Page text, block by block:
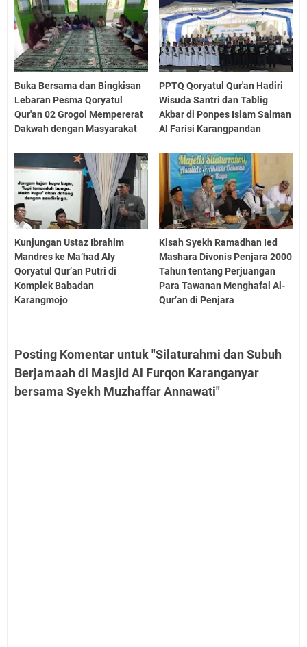
Buka Bersama dan Bingkisan
Lebaran Pesma Qoryatul
Qur'an 02 Grogol Mempererat
Dakwah dengan Masyarakat
PPTQ Qoryatul Qur'an Hadiri
Wisuda Santri dan Tablig
Akbar di Ponpes Islam Salman
Al Farisi Karangpandan
Kunjungan Ustaz Ibrahim
Mandres ke Ma’had Aly
Qoryatul Qur’an Putri di
Komplek Babadan
Karangmojo
Kisah Syekh Ramadhan Ied
Mashara Divonis Penjara 2000
Tahun tentang Perjuangan
Para Tawanan Menghafal Al-
Qur’an di Penjara
Posting Komentar untuk "Silaturahmi dan Subuh
Berjamaah di Masjid Al Furqon Karanganyar
bersama Syekh Muzhaffar Annawati"